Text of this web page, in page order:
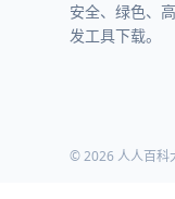
安全、绿色、
发工具下载。
© 2026 人人百科